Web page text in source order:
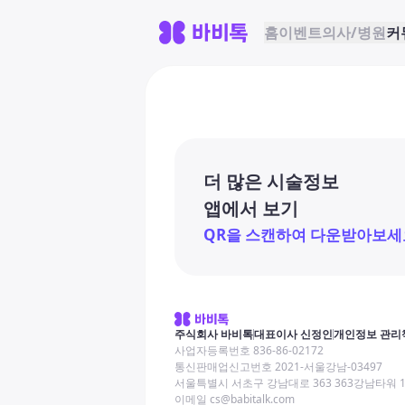
홈이벤트의사/병원커
더 많은 시술정보
앱에서 보기
QR을 스캔하여 다운받아보세
주식회사 바비톡대표이사 신정인개인정보 관리
사업자등록번호 836-86-02172
통신판매업신고번호 2021-서울강남-03497
서울특별시 서초구 강남대로 363 363강남타워
이메일 cs@babitalk.com